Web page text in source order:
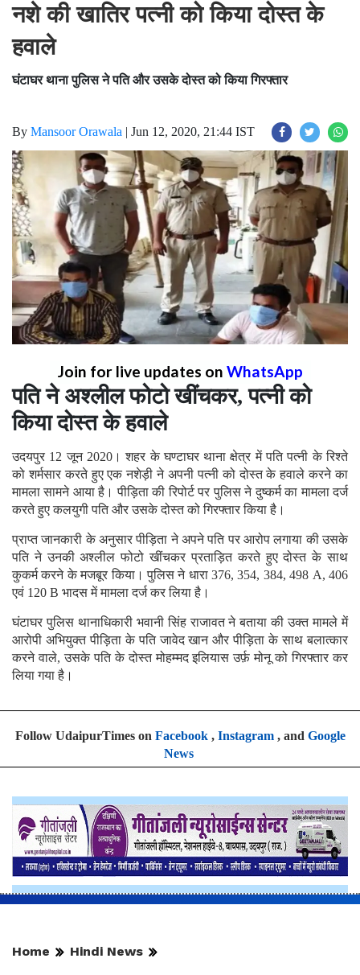
नशे की खातिर पत्नी को किया दोस्त के
हवाले
घंटाघर थाना पुलिस ने पति और उसके दोस्त को किया गिरफ्तार
By Mansoor Orawala | Jun 12, 2020, 21:44 IST
Join for live updates on WhatsApp
पति ने अश्लील फोटो खींचकर, पत्नी को
किया दोस्त के हवाले
उदयपुर 12 जून 2020। शहर के घण्टाघर थाना क्षेत्र में पति पत्नी के रिश्ते
को शर्मसार करते हुए एक नशेड़ी ने अपनी पत्नी को दोस्त के हवाले करने का
मामला सामने आया है। पीड़िता की रिपोर्ट पर पुलिस ने दुष्कर्म का मामला दर्ज
करते हुए कलयुगी पति और उसके दोस्त को गिरफ्तार किया है।
प्राप्त जानकारी के अनुसार पीड़िता ने अपने पति पर आरोप लगाया की उसके
पति ने उनकी अश्लील फोटो खींचकर प्रताड़ित करते हुए दोस्त के साथ
कुकर्म करने के मजबूर किया। पुलिस ने धारा 376, 354, 384, 498 A, 406
एवं 120 B भादस में मामला दर्ज कर लिया है।
घंटाघर पुलिस थानाधिकारी भवानी सिंह राजावत ने बताया की उक्त मामले में
आरोपी अभियुक्त पीड़िता के पति जावेद खान और पीड़िता के साथ बलात्कार
करने वाले, उसके पति के दोस्त मोहम्मद इलियास उर्फ़ मोनू को गिरफ्तार कर
लिया गया है।
Follow UdaipurTimes on Facebook, Instagram, and Google
News
Home Hindi News